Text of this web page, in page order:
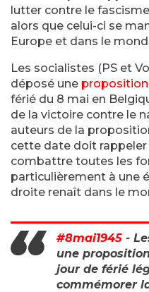
lutter contre le
alors que celui-ci se
Europe et dans le
Les socialistes (PS et
déposé une
férié du 8 mai en
de la victoire contre le
auteurs de la
cette date doit
combattre toutes les
particulièrement à une
droite renaît dans le
#8mai1945 -
une
jour de férié
commémorer